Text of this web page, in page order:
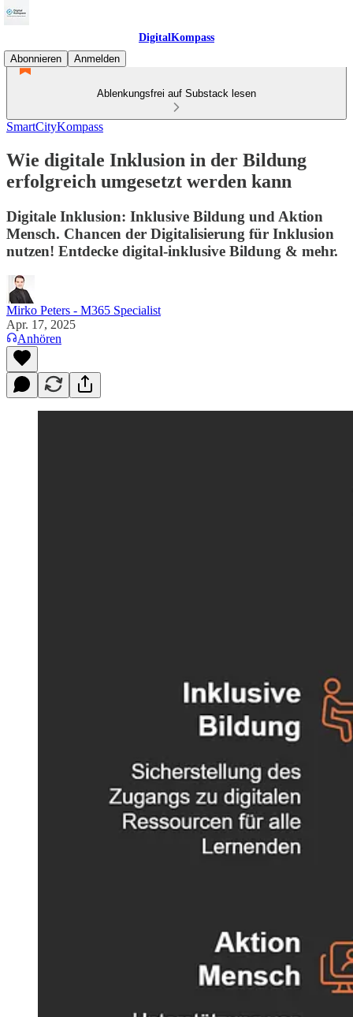
DigitalKompass
Abonnieren
Anmelden
Ablenkungsfrei auf Substack lesen
SmartCityKompass
Wie digitale Inklusion in der Bildung
erfolgreich umgesetzt werden kann
Digitale Inklusion: Inklusive Bildung und Aktion
Mensch. Chancen der Digitalisierung für Inklusion
nutzen! Entdecke digital-inklusive Bildung & mehr.
Mirko Peters - M365 Specialist
Apr. 17, 2025
Anhören